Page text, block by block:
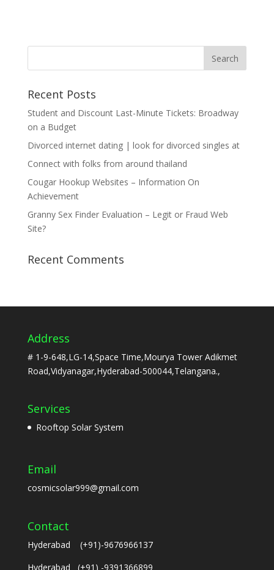
Recent Posts
Student and Discount Last-Minute Tickets: Broadway
on a Budget
Divorced internet dating | look for divorced singles at
Connect with folks from around thailand
Cougar Hookup Websites – Information On
Achievement
Granny Sex Finder Evaluation – Legit or Fraud Web
Site?
Recent Comments
Address
# 1-9-648,LG-14,Space Time,Mourya Tower Adikmet
Road,Vidyanagar,Hyderabad-500044,Telangana.,
Services
Rooftop Solar System
Email
cosmicsolar999@gmail.com
Contact
Hyderabad (+91)-9676966137
Hyderabad (+91) -9391366899